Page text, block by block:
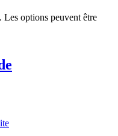
options peuvent être